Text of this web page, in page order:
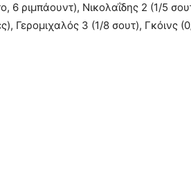
6 ριμπάουντ), Νικολαΐδης 2 (1/5
Γερομιχαλός 3 (1/8 σουτ), Γκόινς